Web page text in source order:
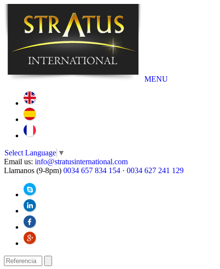
MENU
Select Language ▼
Email us: info@stratusinternational.com
Llamanos (9-8pm) 0034 657 834 154 · 0034 627 241 129